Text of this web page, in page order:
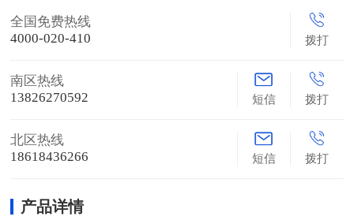
全国免费热线
4000-020-410
拨打
南区热线
13826270592
短信 拨打
北区热线
18618436266
短信 拨打
产品详情